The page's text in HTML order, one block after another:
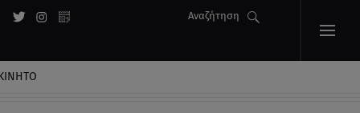
Αναζήτηση